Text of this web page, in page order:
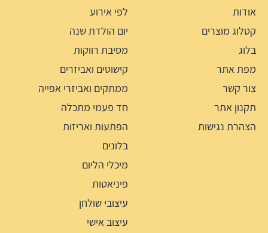
אודות
קטלוג מוצרים
בלוג
מפת אתר
צור קשר
תקנון אתר
הצהרת נגישות
לפי אירוע
יום הולדת שנה
מסיבת רווקות
קישוטים ואביזרים
ממתקים ואביזרי אפייה
חד פעמי מתכלה
הפתעות ואריזות
בלונים
מיכלי הליום
פיניאטות
עיצובי שולחן
עיצוב אישי